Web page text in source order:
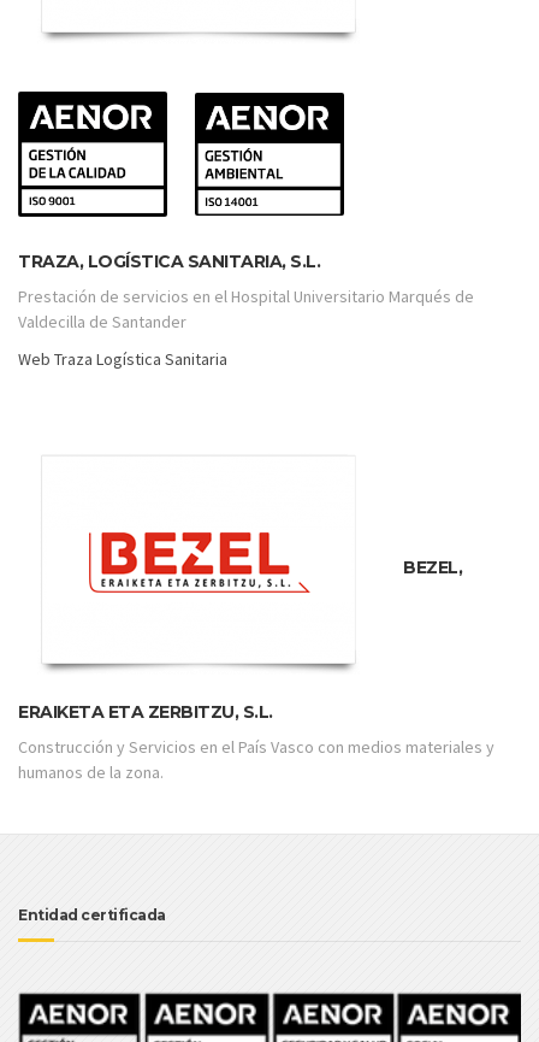
TRAZA, LOGÍSTICA SANITARIA, S.L.
Prestación de servicios en el Hospital Universitario Marqués de
Valdecilla de Santander
Web Traza Logística Sanitaria
BEZEL,
ERAIKETA ETA ZERBITZU, S.L.
Construcción y Servicios en el País Vasco con medios materiales y
humanos de la zona.
Entidad certificada